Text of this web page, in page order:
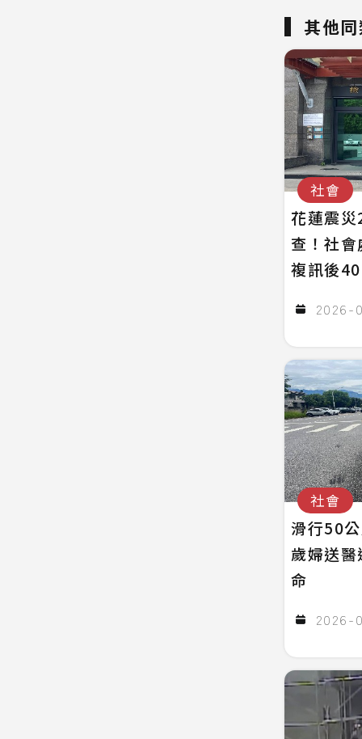
其他
社會
花蓮震
查！社
複訊後
2026-
社會
滑行50
歲婦送
命
2026-